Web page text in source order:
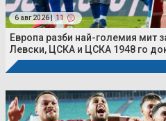
6 авг 2026 | 11
Европа разби най-големия мит
Левски, ЦСКА и ЦСКА 1948 го